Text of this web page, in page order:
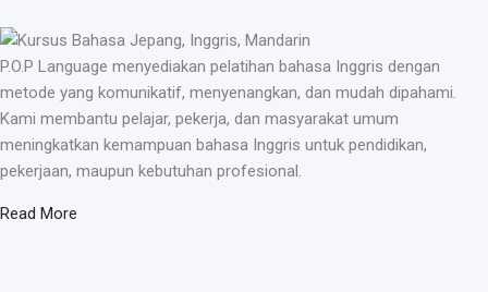
P.O.P Language menyediakan pelatihan bahasa Inggris dengan
metode yang komunikatif, menyenangkan, dan mudah dipahami.
Kami membantu pelajar, pekerja, dan masyarakat umum
meningkatkan kemampuan bahasa Inggris untuk pendidikan,
pekerjaan, maupun kebutuhan profesional.
Read More